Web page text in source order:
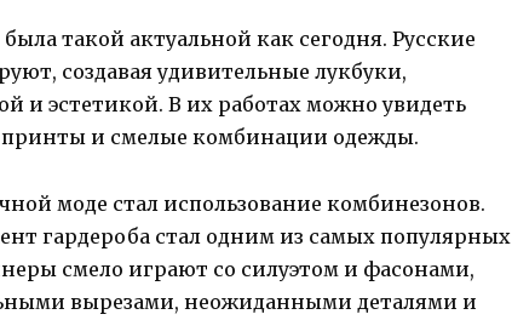
такой актуальной как сегодня. Русские
создавая удивительные лукбуки,
и эстетикой. В их работах можно увидеть
и смелые комбинации одежды.
моде стал использование комбинезонов.
гардероба стал одним из самых популярных
смело играют со силуэтом и фасонами,
вырезами, неожиданными деталями и